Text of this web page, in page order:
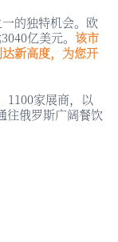
的独特机会。欧
亿美元。 该市
新高度，为您开
1100家展商，以
往俄罗斯广阔餐饮